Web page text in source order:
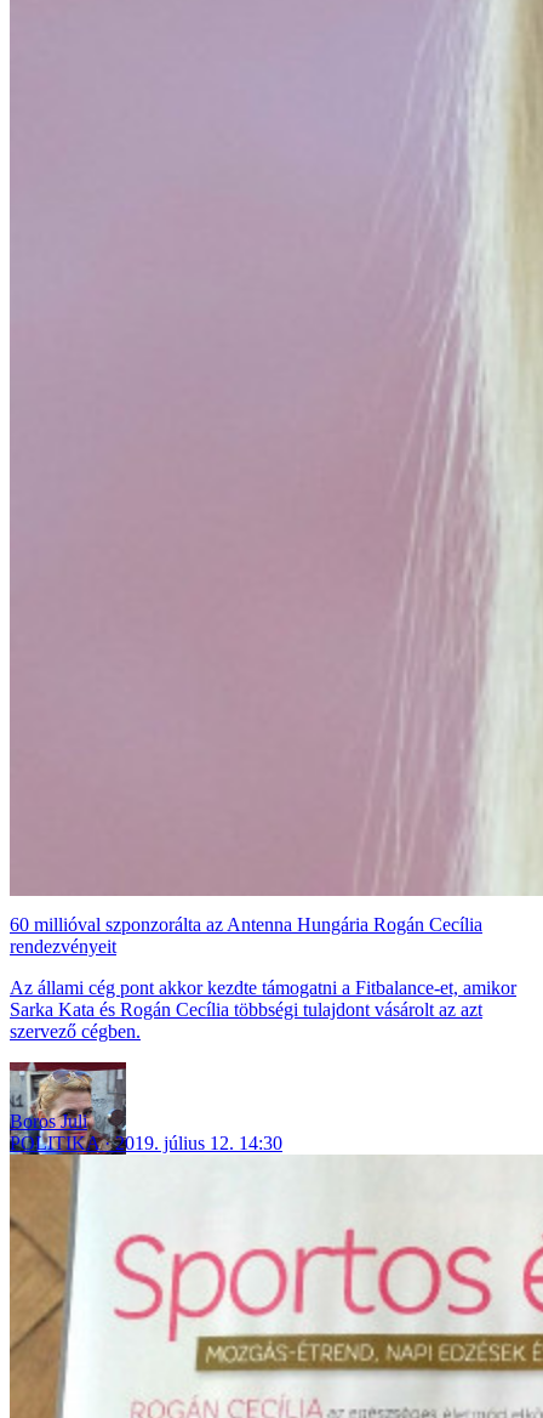
60 millióval szponzorálta az Antenna Hungária Rogán Cecília
rendezvényeit
Az állami cég pont akkor kezdte támogatni a Fitbalance-et, amikor
Sarka Kata és Rogán Cecília többségi tulajdont vásárolt az azt
szervező cégben.
Boros Juli
POLITIKA
2019. július 12. 14:30